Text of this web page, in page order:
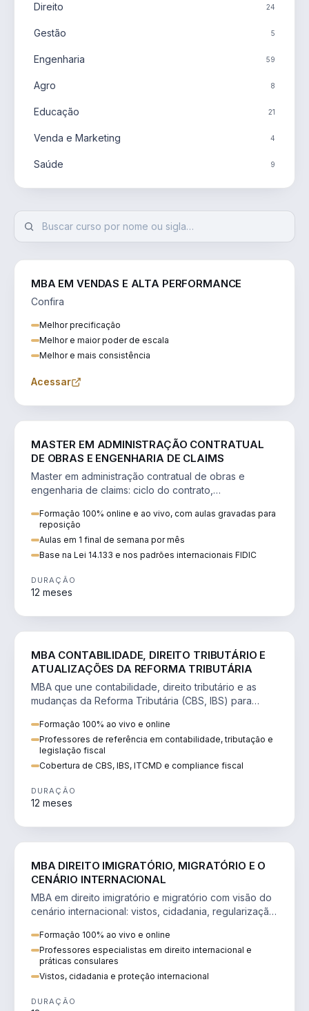
Direito 24
Gestão 5
Engenharia 59
Agro 8
Educação 21
Venda e Marketing 4
Saúde 9
MBA EM VENDAS E ALTA PERFORMANCE
Confira
Melhor precificação
Melhor e maior poder de escala
Melhor e mais consistência
Acessar
MASTER EM ADMINISTRAÇÃO CONTRATUAL
DE OBRAS E ENGENHARIA DE CLAIMS
Master em administração contratual de obras e
engenharia de claims: ciclo do contrato,
Formação 100% online e ao vivo, com aulas gravadas para
reposição
Aulas em 1 final de semana por mês
Base na Lei 14.133 e nos padrões internacionais FIDIC
DURAÇÃO
12 meses
MBA CONTABILIDADE, DIREITO TRIBUTÁRIO E
ATUALIZAÇÕES DA REFORMA TRIBUTÁRIA
MBA que une contabilidade, direito tributário e as
mudanças da Reforma Tributária (CBS, IBS) para
Formação 100% ao vivo e online
Professores de referência em contabilidade, tributação e
legislação fiscal
Cobertura de CBS, IBS, ITCMD e compliance fiscal
DURAÇÃO
12 meses
MBA DIREITO IMIGRATÓRIO, MIGRATÓRIO E O
CENÁRIO INTERNACIONAL
MBA em direito imigratório e migratório com visão do
cenário internacional: vistos, cidadania, regularização
Formação 100% ao vivo e online
Professores especialistas em direito internacional e
práticas consulares
Vistos, cidadania e proteção internacional
DURAÇÃO